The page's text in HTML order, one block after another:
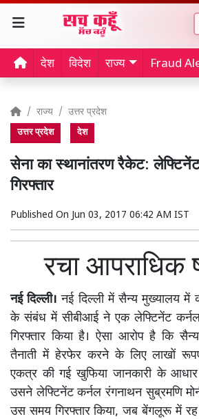
देश विदेश राज्य Fraud
राज्य उत्तर प्रदेश
उत्तर प्रदेश देश
सेना का स्थानांतरण रैकेट: लेफ्टिनेंट
गिरफ्तार
Published On Jun 03, 2017 06:42 AM IST
रचा आपराधिक
नई दिल्ली। नई दिल्ली में सैन्य मुख्यालय में
के संबंध में सीबीआई ने एक लेफ्टिनेंट
गिरफ्तार किया है। ऐसा आरोप है कि
तैनाती में हेरफेर करने के लिए लाखों
एकत्र की गई खुफिया जानकारी के आधार
उसने लेफ्टिनेंट कर्नल रंगनाथन सुब्रमणि
उस समय गिरफ्तार किया, जब बेंगलूरू में